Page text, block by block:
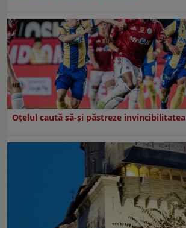
Oțelul caută să-și păstreze invincibilitatea